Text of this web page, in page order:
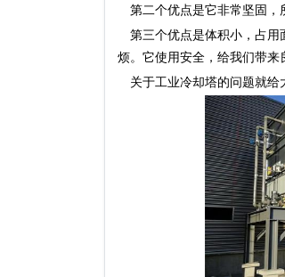
第二个优点是它非常坚固，
第三个优点是体积小，占用
烦。它使用安全，给我们带来
关于工业冷却塔的问题就给